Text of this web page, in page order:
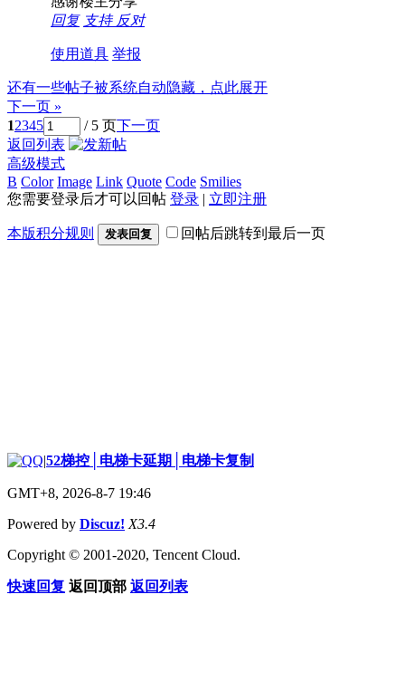
回复 支持 反对
使用道具 举报
还有一些帖子被系统自动隐藏，点此展开
下一页 »
12345 / 5 页下一页
返回列表
高级模式
B Color Image Link Quote Code Smilies
您需要登录后才可以回帖 登录 | 立即注册
本版积分规则 发表回复 回帖后跳转到最后一页
|52梯控│电梯卡延期│电梯卡复制
GMT+8, 2026-8-7 19:46
Powered by Discuz! X3.4
Copyright © 2001-2020, Tencent Cloud.
快速回复 返回顶部 返回列表